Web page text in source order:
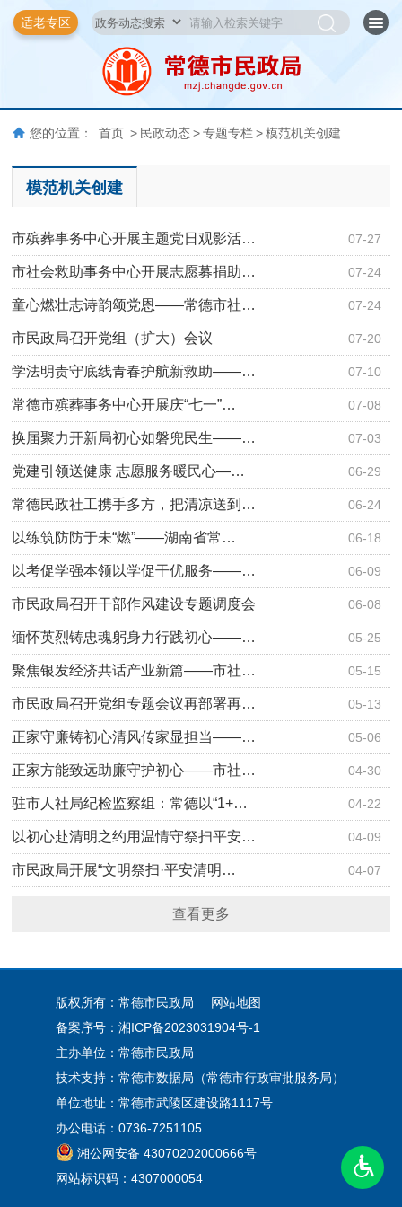
适老专区
您的位置： 首页 > 民政动态 > 专题专栏 > 模范机关创建
模范机关创建
07-27
市殡葬事务中心开展主题党日观影活…
07-24
市社会救助事务中心开展志愿募捐助…
07-24
童心燃壮志诗韵颂党恩——常德市社…
07-20
市民政局召开党组（扩大）会议
07-10
学法明责守底线青春护航新救助——…
07-08
常德市殡葬事务中心开展庆“七一”…
07-03
换届聚力开新局初心如磐兜民生——…
06-29
党建引领送健康 志愿服务暖民心—…
06-24
常德民政社工携手多方，把清凉送到…
06-18
以练筑防防于未“燃”——湖南省常…
06-09
以考促学强本领以学促干优服务——…
06-08
市民政局召开干部作风建设专题调度会
05-25
缅怀英烈铸忠魂躬身力行践初心——…
05-15
聚焦银发经济共话产业新篇——市社…
05-13
市民政局召开党组专题会议再部署再…
05-06
正家守廉铸初心清风传家显担当——…
04-30
正家方能致远助廉守护初心——市社…
04-22
驻市人社局纪检监察组：常德以“1+…
04-09
以初心赴清明之约用温情守祭扫平安…
04-07
市民政局开展“文明祭扫·平安清明…
查看更多
版权所有：常德市民政局
网站地图
备案序号： 湘ICP备2023031904号-1
主办单位：常德市民政局
技术支持：常德市数据局（常德市行政审批服务局）
单位地址：常德市武陵区建设路1117号
办公电话：0736-7251105
湘公网安备 43070202000666号
网站标识码：4307000054